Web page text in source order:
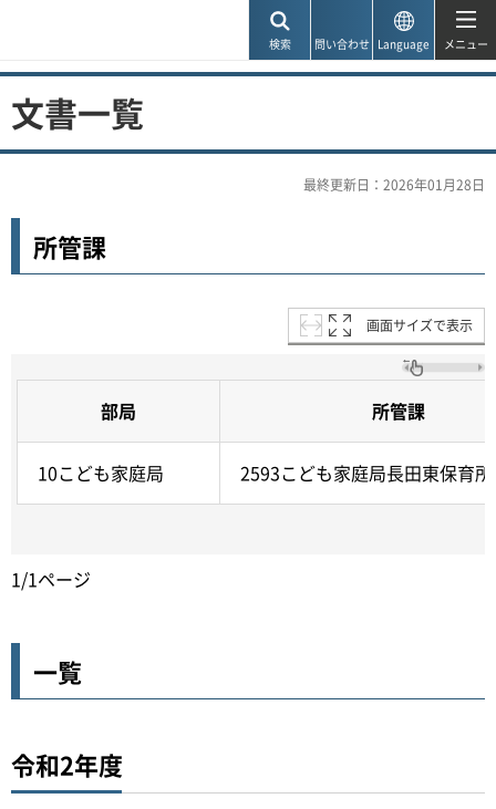
検索 問い合わせ Language メニュー
文書一覧
最終更新日：2026年01月28日
所管課
画面サイズで表示
部局 所管課
10こども家庭局 2593こども家庭局長田東保育所
1/1ページ
一覧
令和2年度